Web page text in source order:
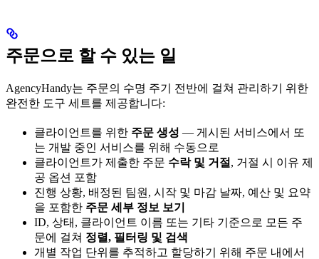
주문으로 할 수 있는 일
AgencyHandy는 주문의 수명 주기 전반에 걸쳐 관리하기 위한
완전한 도구 세트를 제공합니다:
클라이언트를 위한 주문 생성 — 게시된 서비스에서 또
는 개발 중인 서비스를 위해 수동으로
클라이언트가 제출한 주문 수락 및 거절 , 거절 시 이유 제
공 옵션 포함
진행 상황, 배정된 팀원, 시작 및 마감 날짜, 예산 및 요약
을 포함한 주문 세부 정보 보기
ID, 상태, 클라이언트 이름 또는 기타 기준으로 모든 주
문에 걸쳐 정렬, 필터링 및 검색
개별 작업 단위를 추적하고 할당하기 위해 주문 내에서